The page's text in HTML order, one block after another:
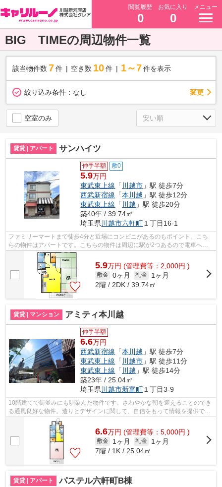
閲覧履歴
0
お気に入り
0
メニュー
BIG TIMEの周辺物件一覧
該当物件数 7件 空き数 10 件 1～7 件を表示
絞り込み条件： なし 変更
空室のみ
賃貸 | アパート サンハイツ
仲手半額 敷0
5.9万円
東武東上線 「 川越市 」駅 徒歩7分
西武新宿線 「本川越 」駅 徒歩12分
東武東上線 「 川越 」駅 徒歩20分
築40年 / 39.74㎡
埼玉県川越市六軒町１丁目16-1
ファミリーマートまで徒歩4分と近場にコンビニがあるのもポイント。こち
らの物件はアパートです。こちらの物件は周辺に駅が2つあるので電車への
アクセスが便利な物件です。四季折々の...
5.9万円 (管理費等：2,000円 )
敷金 0ヶ月 礼金
1ヶ月
2階 / 2DK / 39.74㎡
賃貸 | マンション アミティ本川越
仲手半額
6.6万円
西武新宿線 「本川越 」駅 徒歩7分
東武東上線 「 川越市 」駅 徒歩11分
東武東上線 「 川越 」駅 徒歩14分
築23年 / 25.04㎡
埼玉県 川越市新富町 １丁目3-9
10階建てで街並みにも馴染んだ物件です。さわやかな朝を迎えることのでき
る通風良好な物件。造りとデザインに関して、自信をもって情報を提供でき
るマンションです。行き先に応じて駅...
6.6万円 (管理費等：5,000円 )
敷金 1ヶ月 礼金
1ヶ月
7階 / 1K / 25.04㎡
賃貸 | アパート パステル六軒町B棟